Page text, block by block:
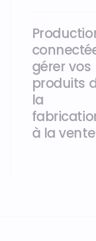
gérer vos
produits
la
à la vente